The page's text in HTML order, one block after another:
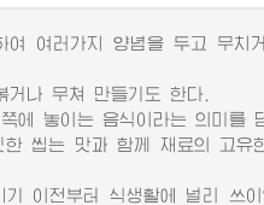
여러가지 양념을 두고 무치
나 무쳐 만들기도 한다.
놓이는 음식이라는 의미를
씹는 맛과 함께 재료의 고유
이전부터 식생활에 널리 쓰이